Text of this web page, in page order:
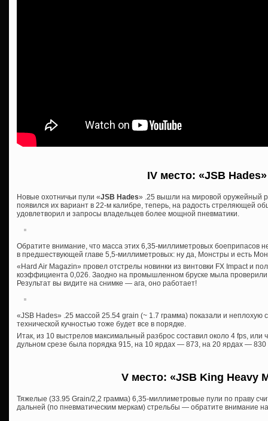
IV место: «JSB
Новые охотничьи пули «JSB Hades» .25 вышли на мировой оружейный
появился их вариант в 22-м калибре, теперь, на радость стреляющей
удовлетворил и запросы владельцев более мощной пневматики.
Обратите внимание, что масса этих 6,35-миллиметровых боеприпасов
в предшествующей главе 5,5-миллиметровых: ну да, Монстры и есть
«Hard Air Magazin» провел отстрелы новинки из винтовки FX Impact и
коэффициента 0,026. Заодно на промышленном бруске мыла проверили
Результат вы видите на снимке — ага, оно работает!
«JSB Hades» .25 массой 25.54 grain (~ 1.7 грамма) показали и неплохую
технической кучностью тоже будет все в порядке.
Итак, из 10 выстрелов максимальный разброс составил около 4 fps, или
дульном срезе была порядка 915, на 10 ярдах — 873, на 20 ярдах —
V место: «JSB King Heavy
Тяжелые (33.95 Grain/2,2 грамма) 6,35-миллиметровые пули по праву
дальней (по пневматическим меркам) стрельбы — обратите внимание